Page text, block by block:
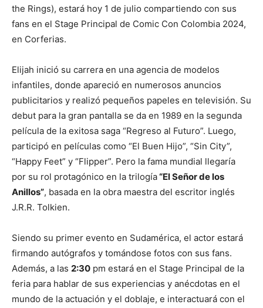
the Rings), estará hoy 1 de julio compartiendo con sus
fans en el Stage Principal de Comic Con Colombia 2024,
en Corferias.
Elijah inició su carrera en una agencia de modelos
infantiles, donde apareció en numerosos anuncios
publicitarios y realizó pequeños papeles en televisión. Su
debut para la gran pantalla se da en 1989 en la segunda
película de la exitosa saga “Regreso al Futuro”. Luego,
participó en películas como “El Buen Hijo”, “Sin City”,
“Happy Feet” y “Flipper”. Pero la fama mundial llegaría
por su rol protagónico en la trilogía“El Señor de los
Anillos”, basada en la obra maestra del escritor inglés
J.R.R. Tolkien.
Siendo su primer evento en Sudamérica, el actor estará
firmando autógrafos y tomándose fotos con sus fans.
Además, a las 2:30 pm estará en el Stage Principal de la
feria para hablar de sus experiencias y anécdotas en el
mundo de la actuación y el doblaje, e interactuará con el